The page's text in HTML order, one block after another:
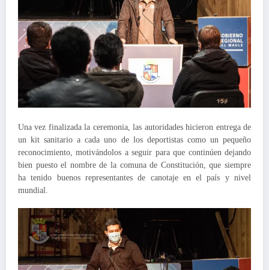
Una vez finalizada la ceremonia, las autoridades hicieron entrega de
un kit sanitario a cada uno de los deportistas como un pequeño
reconocimiento, motivándolos a seguir para que continúen dejando
bien puesto el nombre de la comuna de Constitución, que siempre
ha tenido buenos representantes de canotaje en el país y nivel
mundial.